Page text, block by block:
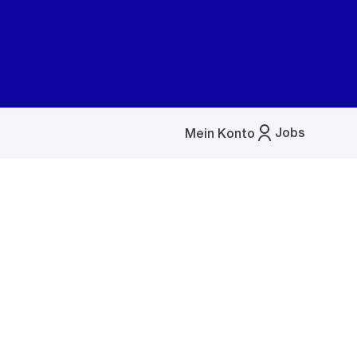
Jobs
Mein Konto
Menü